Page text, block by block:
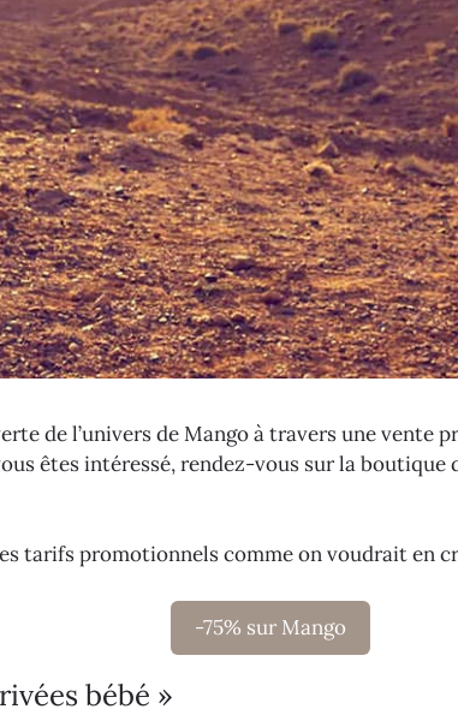
de l’univers de Mango à travers une vente
êtes intéressé, rendez-vous sur la boutique
tarifs promotionnels comme on voudrait en
-75% sur Mango
bébé »